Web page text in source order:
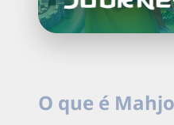
O que é